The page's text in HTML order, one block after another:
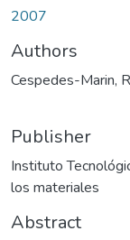
2007
Authors
Cespedes-Marin,
Publisher
Instituto
los materiales
Abstract